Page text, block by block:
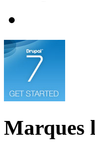
Marques